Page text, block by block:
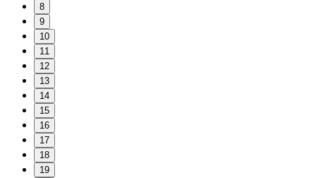
8
9
10
11
12
13
14
15
16
17
18
19